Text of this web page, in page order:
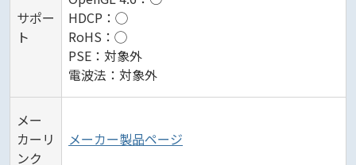
サポー
ト
HDCP：◯
RoHS：◯
PSE：対象外
電波法：対象外
メー
カーリ
ンク
メーカー製品ページ